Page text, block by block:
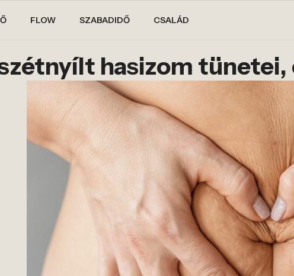
FLOW SZABADIDŐ CSALÁD
hasizom tünetei,